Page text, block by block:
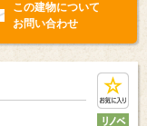
この建物について
お問い合わせ